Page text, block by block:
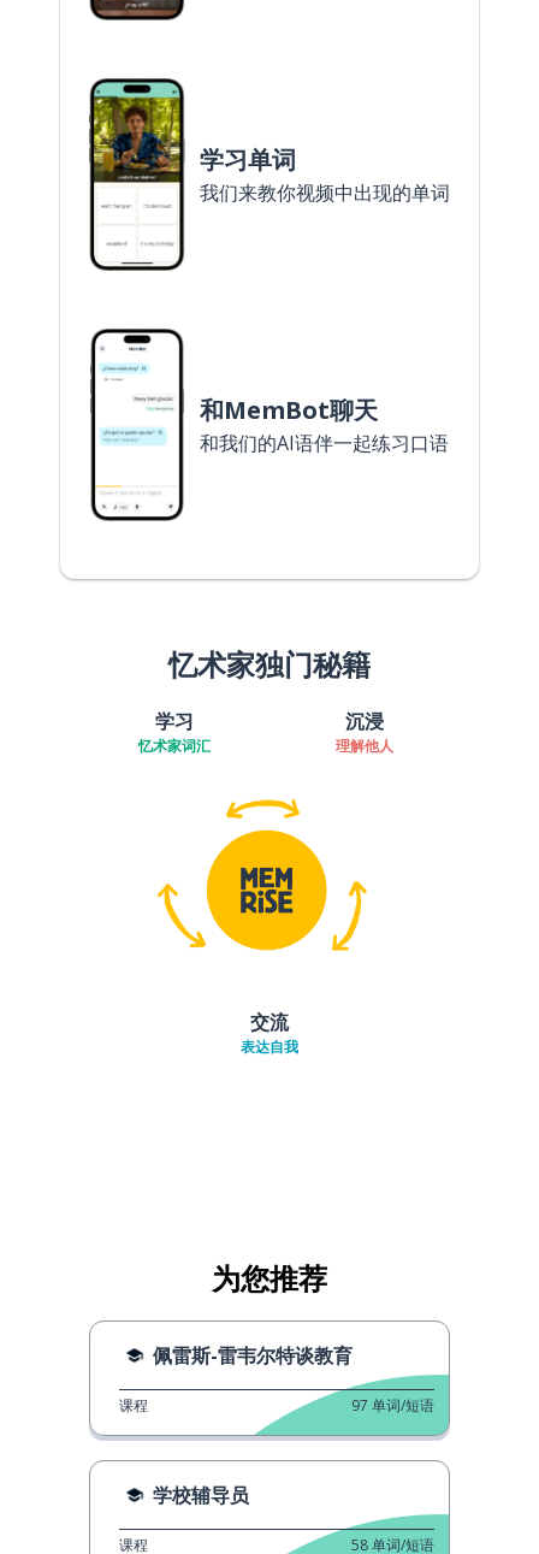
学习单词
我们来教你视频中出现的单词
和MemBot聊天
和我们的AI语伴一起练习口语
忆术家独门秘籍
学习
忆术家词汇
沉浸
理解他人
交流
表达自我
为您推荐
佩雷斯-雷韦尔特谈教育
课程 97 单词/短语
学校辅导员
课程 58单词/短语